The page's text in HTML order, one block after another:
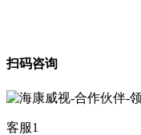
扫码咨询
客服1